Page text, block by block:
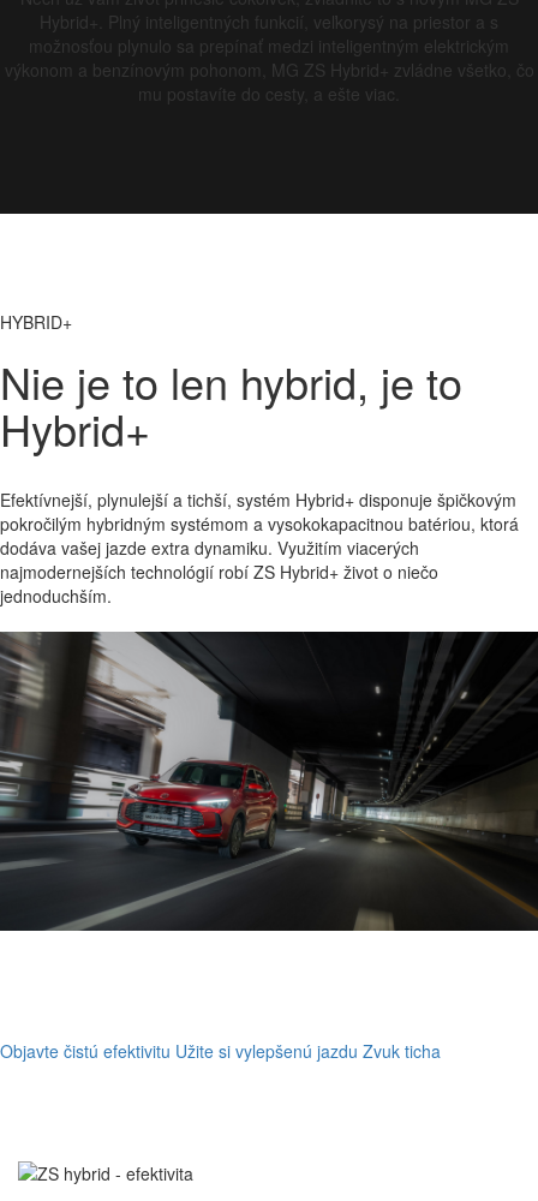
Hybrid+. Plný inteligentných funkcií, veľkorysý na priestor a s
možnosťou plynulo sa prepínať medzi inteligentným elektrickým
výkonom a benzínovým pohonom, MG ZS Hybrid+ zvládne všetko, čo
mu postavíte do cesty, a ešte viac.
HYBRID+
Nie je to len hybrid, je to
Hybrid+
Efektívnejší, plynulejší a tichší, systém Hybrid+ disponuje špičkovým
pokročilým hybridným systémom a vysokokapacitnou batériou, ktorá
dodáva vašej jazde extra dynamiku. Využitím viacerých
najmodernejších technológií robí ZS Hybrid+ život o niečo
jednoduchším.
Objavte čistú efektivitu Užite si vylepšenú jazdu Zvuk ticha